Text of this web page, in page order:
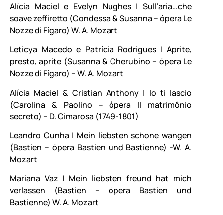
Alícia Maciel e Evelyn Nughes | Sull’aria…che
soave zeffiretto (Condessa & Susanna – ópera Le
Nozze di Fígaro) W. A. Mozart
Leticya Macedo e Patrícia Rodrigues | Aprite,
presto, aprite (Susanna & Cherubino – ópera Le
Nozze di Fígaro) – W. A. Mozart
Alícia Maciel & Cristian Anthony | Io ti lascio
(Carolina & Paolino – ópera Il matrimônio
secreto) – D. Cimarosa (1749-1801)
Leandro Cunha | Mein liebsten schone wangen
(Bastien – ópera Bastien und Bastienne) -W. A.
Mozart
Mariana Vaz | Mein liebsten freund hat mich
verlassen (Bastien – ópera Bastien und
Bastienne) W. A. Mozart